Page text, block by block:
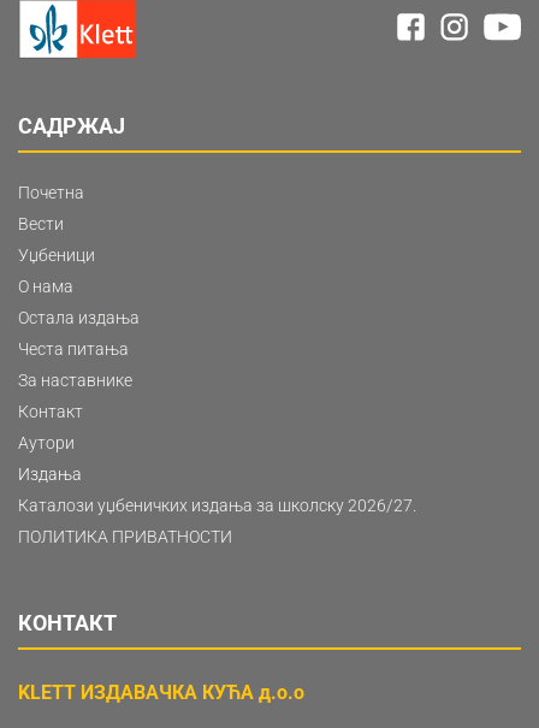
САДРЖАЈ
Почетна
Вести
Уџбеници
О нама
Остала издања
Честа питања
За наставнике
Контакт
Аутори
Издања
Каталози уџбеничких издања за школску 2026/27.
ПОЛИТИКА ПРИВАТНОСТИ
КОНТАКТ
KLETT ИЗДАВАЧКА КУЋА д.о.о